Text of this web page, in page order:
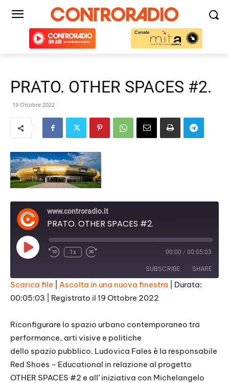
PRATO. OTHER SPACES #2.
19 Ottobre 2022
www.controradio.it
PRATO. OTHER SPACES #2.
Play
Episode
1x 00:00 / 00:05:03
SUBSCRIBE SHARE
SHARE
EMBED
Scarica file Ascolta in una nuova finestra
Durata:
00:05:03
Registrato il 19 Ottobre 2022
Riconfigurare lo spazio urbano contemporaneo tra
performance, arti visive e politiche
dello spazio pubblico. Ludovica Fales è la responsabile
Red Shoes – Educational in relazione al progetto
OTHER SPACES #2 e all’ iniziativa con Michelangelo